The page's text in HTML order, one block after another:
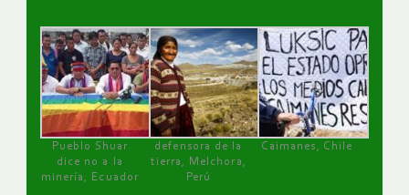
Pueblo Shuar
dice no a la
minería, Ecuador
defensora de la
tierra, Melchora,
Perú
Caimanes, Chile